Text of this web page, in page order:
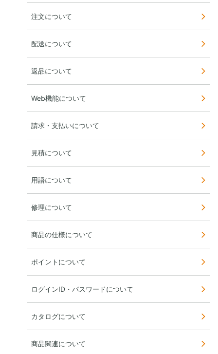
注文について
配送について
返品について
Web機能について
請求・支払いについて
見積について
用語について
修理について
商品の仕様について
ポイントについて
ログインID・パスワードについて
カタログについて
商品関連について